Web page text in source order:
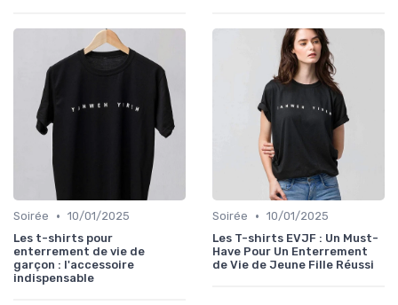
Soirée • 10/01/2025
Les t-shirts pour
enterrement de vie de
garçon : l'accessoire
indispensable
Soirée • 10/01/2025
Les T-shirts EVJF : Un Must-
Have Pour Un Enterrement
de Vie de Jeune Fille Réussi